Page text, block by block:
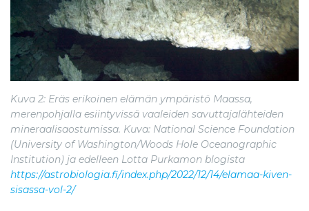
Kuva 2: Eräs erikoinen elämän ympäristö Maassa,
merenpohjalla esiintyvissä vaaleiden savuttajalähteiden
mineraalisaostumissa. Kuva: National Science Foundation
(University of Washington/Woods Hole Oceanographic
Institution) ja edelleen Lotta Purkamon blogista
https://astrobiologia.fi/index.php/2022/12/14/elamaa-kiven-
sisassa-vol-2/